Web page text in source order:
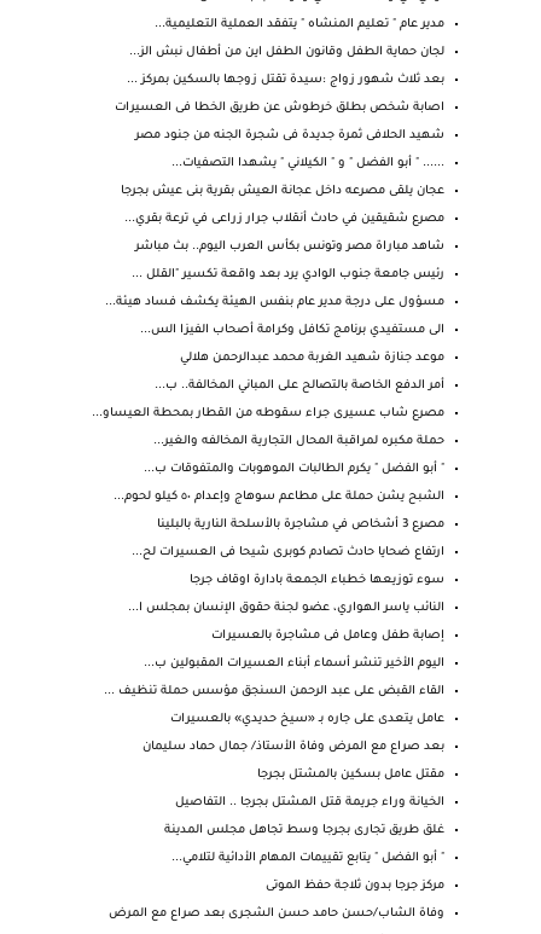
مدير عام " تعليم المنشاه " يتفقد العملية التعليمية...
لجان حماية الطفل وقانون الطفل اين من أطفال نبش الز...
بعد ثلاث شهور زواج :سيدة تقتل زوجها بالسكين بمركز ...
اصابة شخص بطلق خرطوش عن طريق الخطا فى العسيرات
شهيد الحلافى ثمرة جديدة فى شجرة الجنه من جنود مصر
...... " أبو الفضل " و " الكيلاني " يشهدا التصفيات...
عجان يلقى مصرعه داخل عجانة العيش بقرية بنى عيش بجرجا
مصرع شقيقين في حادث أنقلاب جرار زراعى في ترعة بقري...
شاهد مباراة مصر وتونس بكأس العرب اليوم.. بث مباشر
رئيس جامعة جنوب الوادي يرد بعد واقعة تكسير "القلل ...
مسؤول على درجة مدير عام بنفس الهيئة يكشف فساد هيئة...
الى مستفيدي برنامج تكافل وكرامة أصحاب الفيزا الس...
موعد جنازة شهيد الغربة محمد عبدالرحمن هلالي
أمر الدفع الخاصة بالتصالح على المباني المخالفة.. ب...
مصرع شاب عسيرى جراء سقوطه من القطار بمحطة العيساو...
حملة مكبره لمراقبة المحال التجارية المخالفه والغير...
" أبو الفضل " يكرم الطالبات الموهوبات والمتفوقات ب...
الشبح يشن حملة على مطاعم سوهاج وإعدام ٥٠ كيلو لحوم...
مصرع 3 أشخاص في مشاجرة بالأسلحة النارية بالبلينا
ارتفاع ضحايا حادث تصادم كوبرى شيحا فى العسيرات لح...
سوء توزيعها خطباء الجمعة بادارة اوقاف جرجا
النائب ياسر الهواري، عضو لجنة حقوق الإنسان بمجلس ا...
إصابة طفل وعامل فى مشاجرة بالعسيرات
اليوم الأخير تنشر أسماء أبناء العسيرات المقبولين ب...
القاء القبض على عبد الرحمن السنجق مؤسس حملة تنظيف ...
عامل يتعدى على جاره بـ «سيخ حديدي» بالعسيرات
بعد صراع مع المرض وفاة الأستاذ/ جمال حماد سليمان
مقتل عامل بسكين بالمشتل بجرجا
الخيانة وراء جريمة قتل المشتل بجرجا .. التفاصيل
غلق طريق تجارى بجرجا وسط تجاهل مجلس المدينة
" أبو الفضل " يتابع تقييمات المهام الأدائية لتلامي...
مركز جرجا بدون ثلاجة حفظ الموتى
وفاة الشاب/حسن حامد حسن الشجرى بعد صراع مع المرض